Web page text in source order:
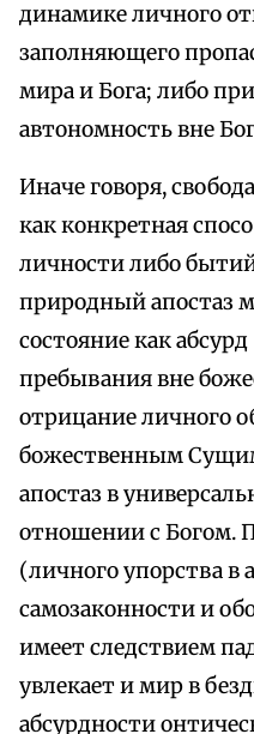
динамике личного
заполняющего
мира и Бога; либо
автономность вне
Иначе говоря,
как конкретная
личности либо
природный апостаз
состояние как абсурд
пребывания вне
отрицание личного
божественным
апостаз в
отношении с Богом.
(личного упорства в
самозаконности и
имеет следствием
увлекает и мир в
абсурдности